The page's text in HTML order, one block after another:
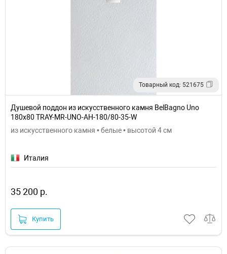
Товарный код: 521675
Душевой поддон из искусственного камня BelBagno Uno
180x80 TRAY-MR-UNO-AH-180/80-35-W
из искусственного камня • белые • высотой 4 см
Италия
35 200 р.
Купить